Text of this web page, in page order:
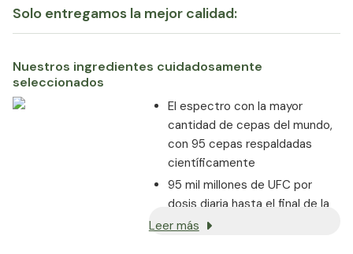
Solo entregamos la mejor calidad:
Nuestros ingredientes cuidadosamente
seleccionados
El espectro con la mayor
cantidad de cepas del mundo,
con 95 cepas respaldadas
científicamente
95 mil millones de UFC por
dosis diaria hasta el final de la
vida útil
Leer más